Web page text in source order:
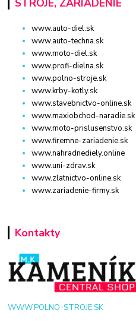
STROJE, ZARIADENIE
www.auto-diel.sk
www.auto-techna.sk
www.moto-diel.sk
www.profi-dielna.sk
www.polno-stroje.sk
www.krby-kotly.sk
www.stavebnictvo-online.sk
www.maxiobchod-naradie.sk
www.moto-prislusenstvo.sk
www.firemne-zariadenie.sk
www.nahradnediely.online
www.uni-zdrav.sk
www.zlatnictvo-online.sk
www.zariadenie-firmy.sk
Kontakty
WWW.POLNO-STROJE.SK